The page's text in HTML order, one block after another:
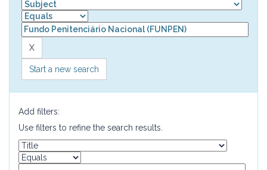
Start a new search
Add filters:
Use filters to refine the search results.